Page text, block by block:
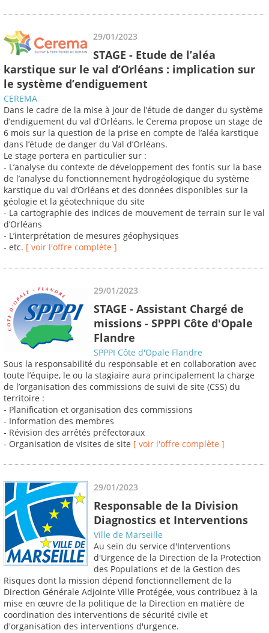
29/01/2023
STAGE - Etude de l’aléa
karstique sur le val d’Orléans : implication sur
le système d’endiguement
CEREMA
Dans le cadre de la mise à jour de l’étude de danger du système
d’endiguement du val d’Orléans, le Cerema propose un stage de
6 mois sur la question de la prise en compte de l’aléa karstique
dans l’étude de danger du Val d’Orléans.
Le stage portera en particulier sur :
- L’analyse du contexte de développement des fontis sur la base
de l’analyse du fonctionnement hydrogéologique du système
karstique du val d’Orléans et des données disponibles sur la
géologie et la géotechnique du site
- La cartographie des indices de mouvement de terrain sur le val
d’Orléans
- L’interprétation de mesures géophysiques
- etc. [ voir l'offre complète ]
29/01/2023
STAGE - Assistant Chargé de
missions - SPPPI Côte d'Opale
Flandre
SPPPI Côte d'Opale Flandre
Sous la responsabilité du responsable et en collaboration avec
toute l’équipe, le ou la stagiaire aura principalement la charge
de l’organisation des commissions de suivi de site (CSS) du
territoire :
- Planification et organisation des commissions
- Information des membres
- Révision des arrêtés préfectoraux
- Organisation de visites de site [ voir l'offre complète ]
29/01/2023
Responsable de la Division
Diagnostics et Interventions
Ville de Marseille
Au sein du service d'Interventions
d'Urgence de la Direction de la Protection
des Populations et de la Gestion des
Risques dont la mission dépend fonctionnellement de la
Direction Générale Adjointe Ville Protégée, vous contribuez à la
mise en œuvre de la politique de la Direction en matière de
coordination des interventions de sécurité civile et
d'organisation des interventions d'urgence.